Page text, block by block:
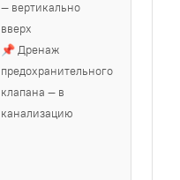
— вертикально
вверх
📌 Дренаж
предохранительного
клапана — в
канализацию